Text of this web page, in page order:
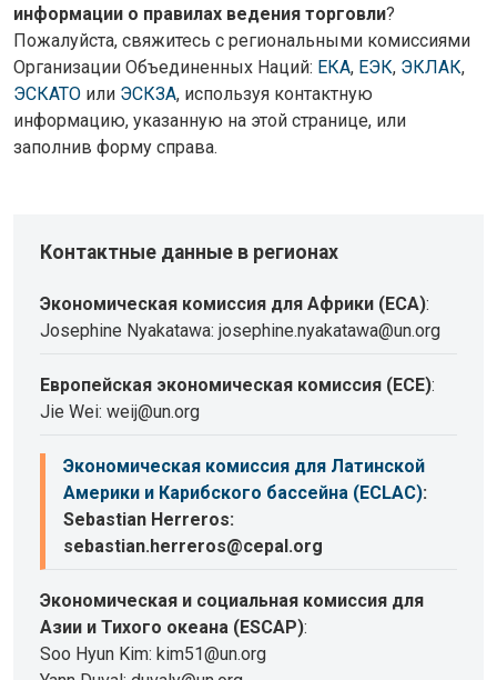
информации о правилах ведения торговли?
Пожалуйста, свяжитесь с региональными комиссиями
Организации Объединенных Наций: ЕКА, ЕЭК, ЭКЛАК,
ЭСКАТО или ЭСКЗА, используя контактную
информацию, указанную на этой странице, или
заполнив форму справа.
Контактные данные в регионах
Экономическая комиссия для Африки (ECA):
Josephine Nyakatawa: josephine.nyakatawa@un.org
Европейская экономическая комиссия (ECE):
Jie Wei: weij@un.org
Экономическая комиссия для Латинской
Америки и Карибского бассейна (ECLAC):
Sebastian Herreros:
sebastian.herreros@cepal.org
Экономическая и социальная комиссия для
Азии и Тихого океана (ESCAP):
Soo Hyun Kim: kim51@un.org